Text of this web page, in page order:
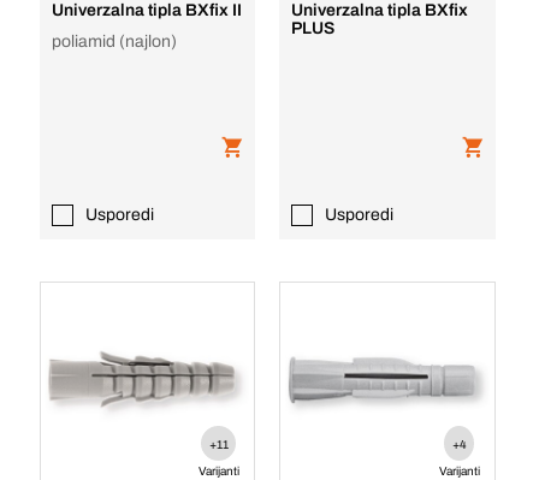
Univerzalna tipla BXfix II
poliamid (najlon)
Usporedi
Univerzalna tipla BXfix
PLUS
Usporedi
+11
Varijanti
+4
Varijanti